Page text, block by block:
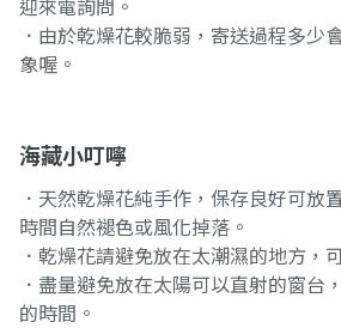
迎來電詢問。
．由於乾燥花較脆弱，寄送過程多少
象喔。
海藏小叮嚀
．天然乾燥花純手作，保存良好可放
時間自然褪色或風化掉落。
．乾燥花請避免放在太潮濕的地方，
．盡量避免放在太陽可以直射的窗台
的時間。